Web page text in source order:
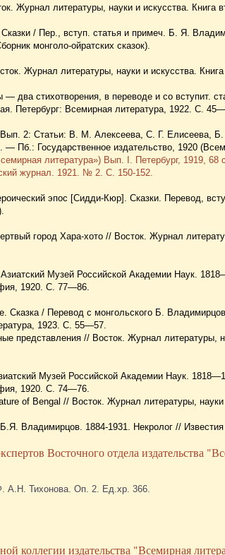
Журнал литературы, науки и искусства.
/ Пер., вступ. статья и примеч. Б. Я.
монголо-ойратских сказок).
Журнал литературы, науки и искусства.
два стихотворения, в переводе и со вступит.
Петербург: Всемирная литература, 1922. С.
Вып. 2: Статьи: В. М. Алексеева, С. Г. Елисеева,
Пб.: Государственное издательство, 1920
литература») Вып. I. Петербург, 1919,
журнал. 1921. № 2. С. 150-152.
эпос [Сидди-Кюр]. Сказки. Перевод,
город Хара-хото // Восток. Журнал
Музей Российской Академии Наук.
1920. С. 77—86.
Сказка / Перевод с монгольского Б.
1923. С. 55—57.
представления // Восток. Журнал
Музей Российской Академии Наук.
1920. С. 74—76.
of Bengal // Восток. Журнал литературы,
Владимирцов. 1884-1931. Некролог //
Восточного отдела издательства
А.Н. Тихонова. Оп. 2. Ед.хр. 366.
коллегии издательства "Всемирная